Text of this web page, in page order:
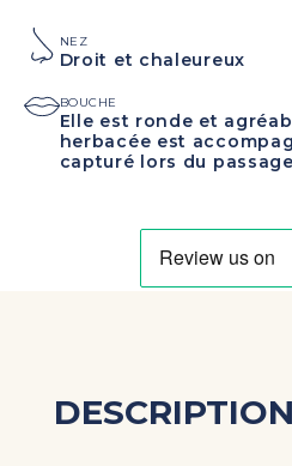
NEZ
Droit et chaleureux
BOUCHE
Elle est ronde et
herbacée est
capturé lors du
DESCRIPTION